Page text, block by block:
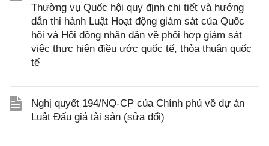
Thường vụ Quốc hội quy định chi tiết và hướng
dẫn thi hành Luật Hoạt động giám sát của Quốc
hội và Hội đồng nhân dân về phối hợp giám sát
việc thực hiện điều ước quốc tế, thỏa thuận quốc
tế
Nghị quyết 194/NQ-CP của Chính phủ về dự án
Luật Đấu giá tài sản (sửa đổi)